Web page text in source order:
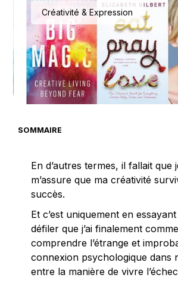
Créativité & Expression
SOMMAIRE
En d’autres termes, il fallait que
m’assure que ma créativité
succès.
Et c’est uniquement en
défiler que j’ai finalement
comprendre l’étrange et
connexion psychologique dans
entre la manière de vivre